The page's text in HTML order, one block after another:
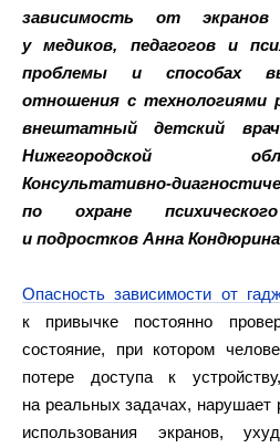
зависимость от
у медиков, педагогов и
проблемы и способах
отношения с технологиями
внештатный детский
Нижегородской
по охране
и подростков Анна
Опасность зависимости от
к привычке постоянно
состояние, при котором
потере доступа к
на реальных задачах, нарушает
использования экранов,